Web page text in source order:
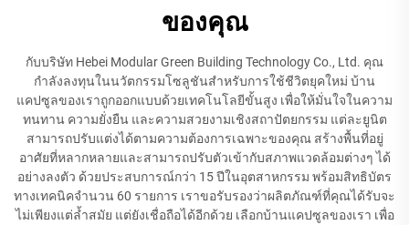
ของคุณ
กับบริษัท Hebei Modular Green Building Technology Co., Ltd. คุณ
กำลังลงทุนในนวัตกรรมโซลูชันสำหรับการใช้ชีวิตยุคใหม่ บ้าน
แคปซูลของเราถูกออกแบบด้วยเทคโนโลยีขั้นสูง เพื่อให้มั่นใจในความ
ทนทาน ความยั่งยืน และความสวยงามเชิงสถาปัตยกรรม แต่ละยูนิต
สามารถปรับแต่งได้ตามความต้องการเฉพาะของคุณ สร้างพื้นที่อยู่
อาศัยที่หลากหลายและสามารถปรับตัวเข้ากับสภาพแวดล้อมต่างๆ ได้
อย่างลงตัว ด้วยประสบการณ์กว่า 15 ปีในอุตสาหกรรม พร้อมสิทธิบัตร
ทางเทคนิคจำนวน 60 รายการ เราขอรับรองว่าผลิตภัณฑ์ที่คุณได้รับจะ
ไม่เพียงแต่ล้ำสมัย แต่ยังเชื่อถือได้อีกด้วย เลือกบ้านแคปซูลของเรา เพื่อ